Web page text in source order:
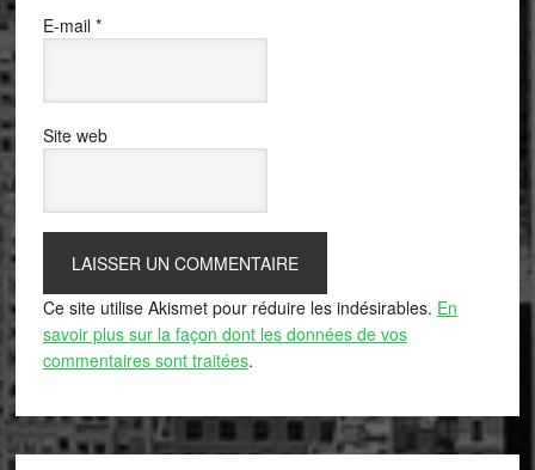
E-mail *
Site web
Ce site utilise Akismet pour réduire les indésirables. En
savoir plus sur la façon dont les données de vos
commentaires sont traitées.